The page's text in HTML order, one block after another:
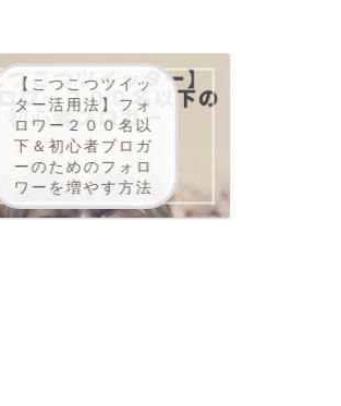
【こつこつツイッ
ター活用法】フォ
ロワー２００名以
下＆初心者ブロガ
ーのためのフォロ
ワーを増やす方法